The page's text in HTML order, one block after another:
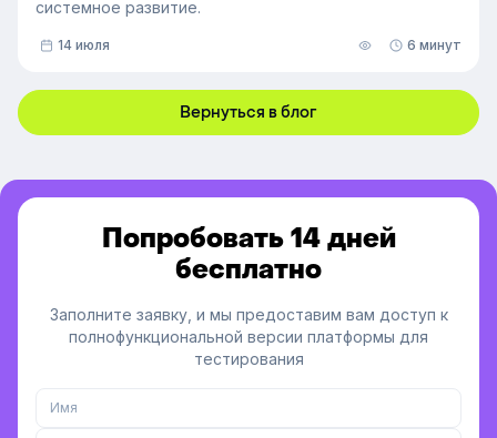
системное развитие.
14 июля 6 минут
Вернуться в блог
Попробовать 14 дней
бесплатно
Заполните заявку, и мы предоставим вам доступ к
полнофункциональной версии платформы для
тестирования